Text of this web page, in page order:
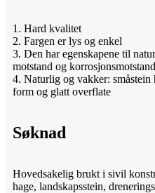
1. Hard kvalitet
2. Fargen er lys og enkel
3. Den har egenskapene til
motstand og korrosjonsmotstand
4. Naturlig og vakker: småstein
form og glatt overflate
Søknad
Hovedsakelig brukt i sivil
hage, landskapsstein,